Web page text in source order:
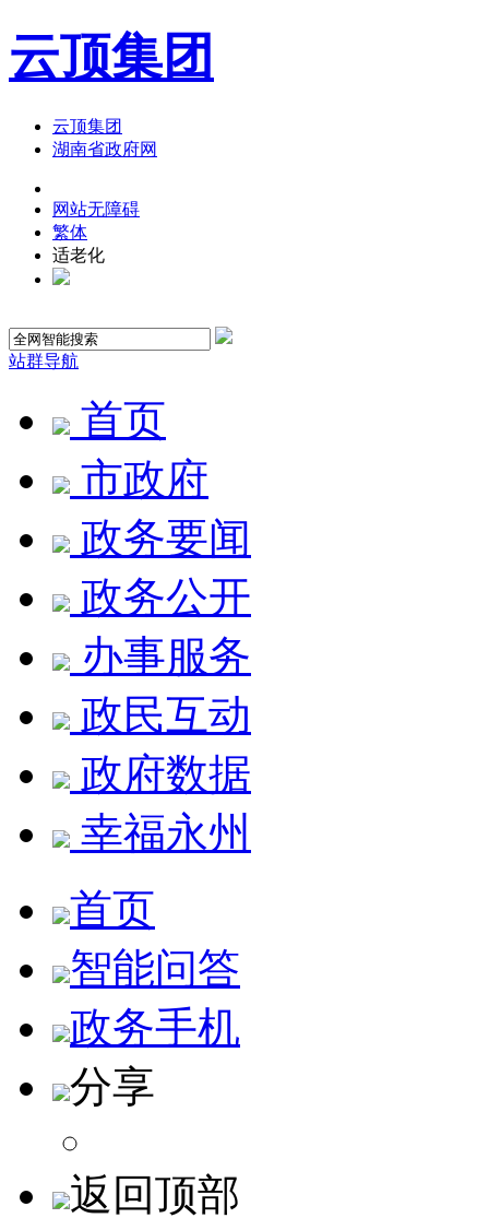
云顶集团
云顶集团
湖南省政府网
网站无障碍
繁体
适老化
站群导航
首页
市政府
政务要闻
政务公开
办事服务
政民互动
政府数据
幸福永州
首页
智能问答
政务手机
分享
返回顶部